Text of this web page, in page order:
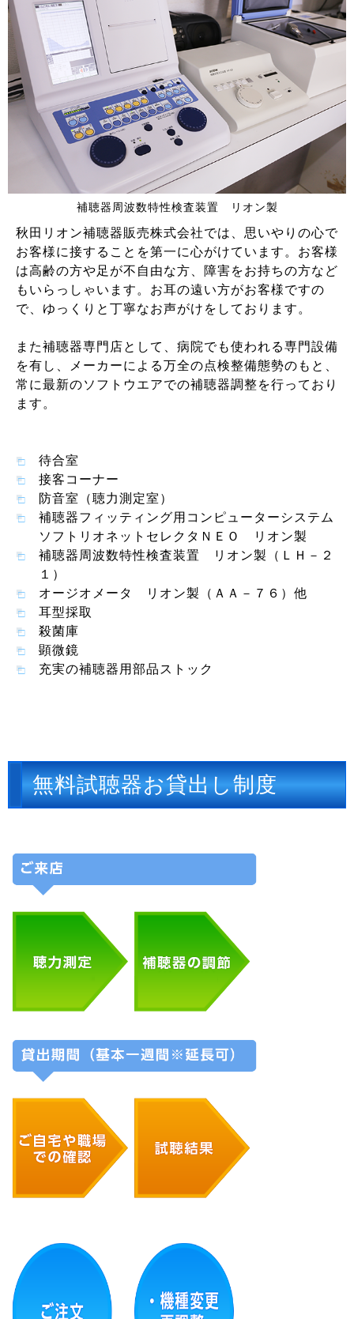
補聴器周波数特性検査装置 リオン製
秋田リオン補聴器販売株式会社では、思いやりの心で
お客様に接することを第一に心がけています。お客様
は高齢の方や足が不自由な方、障害をお持ちの方など
もいらっしゃいます。お耳の遠い方がお客様ですの
で、ゆっくりと丁寧なお声がけをしております。
また補聴器専門店として、病院でも使われる専門設備
を有し、メーカーによる万全の点検整備態勢のもと、
常に最新のソフトウエアでの補聴器調整を行っており
ます。
待合室
接客コーナー
防音室（聴力測定室）
補聴器フィッティング用コンピューターシステム
ソフトリオネットセレクタＮＥＯ リオン製
補聴器周波数特性検査装置 リオン製（ＬＨ－２
１）
オージオメータ リオン製（ＡＡ－７６）他
耳型採取
殺菌庫
顕微鏡
充実の補聴器用部品ストック
無料試聴器お貸出し制度